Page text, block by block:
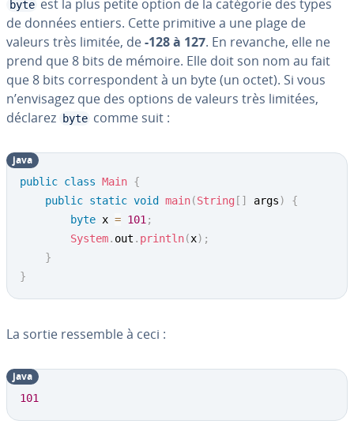
byte est la plus petite option de la catégorie des types
de données entiers. Cette primitive a une plage de
valeurs très limitée, de-128 à 127. En revanche, elle ne
prend que 8 bits de mémoire. Elle doit son nom au fait
que 8 bits cor­res­pon­dent à un byte (un octet). Si vous
n’envisagez que des options de valeurs très limitées,
déclarez
byte comme suit :
public class Main {
public static void main(String [ ] args)
{
byte x = 101 ;
System. out . println(x) ;
}
}
java
La sortie ressemble à ceci :
101
java